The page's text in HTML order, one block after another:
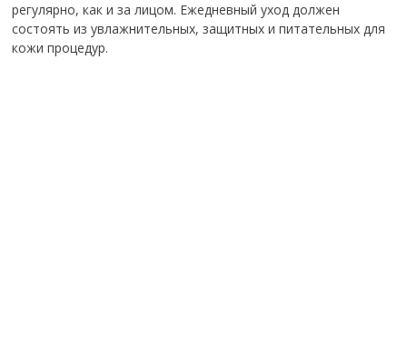
регулярно, как и за лицом. Ежедневный уход должен
состоять из увлажнительных, защитных и питательных для
кожи процедур.